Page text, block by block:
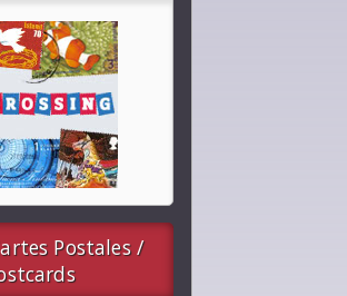
Postales /